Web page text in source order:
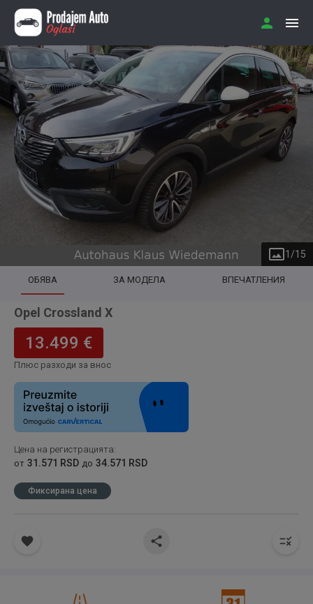
1 /15
ОБЯВА ЗА МОДЕЛА ВПЕЧАТЛЕНИЯ
Opel Crossland X
13.499 €
Плюс разходи за внос
Цена на регистрацията:
от 31.571 RSD до 34.571 RSD
Фиксирана цена